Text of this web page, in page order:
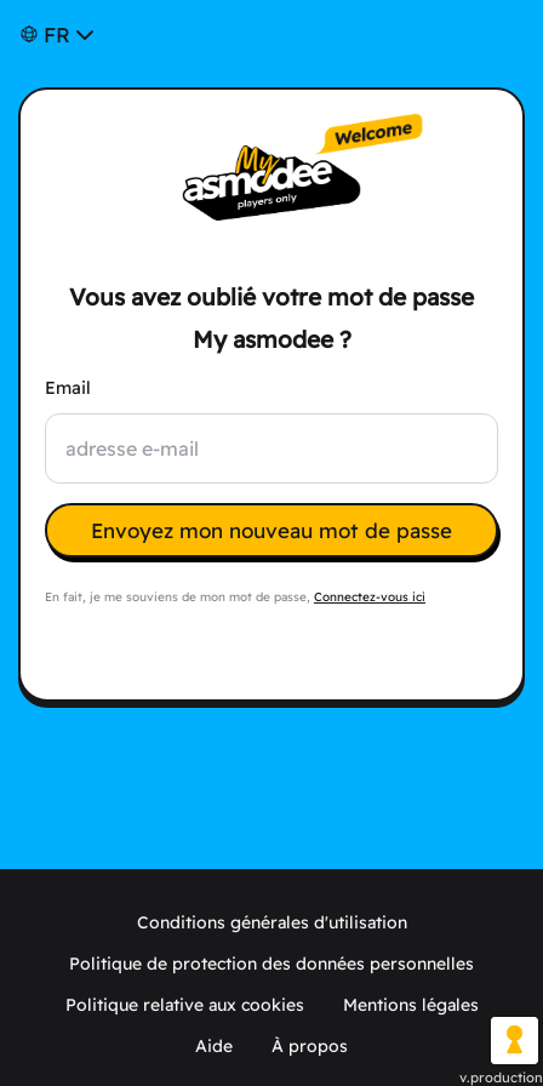
FR
Vous avez oublié votre mot de passe
My asmodee ?
Email
Envoyez mon nouveau mot de passe
En fait, je me souviens de mon mot de passe, Connectez-vous ici
Conditions générales d'utilisation
Politique de protection des données personnelles
Politique relative aux cookies
Mentions légales
Aide
À propos
v.production